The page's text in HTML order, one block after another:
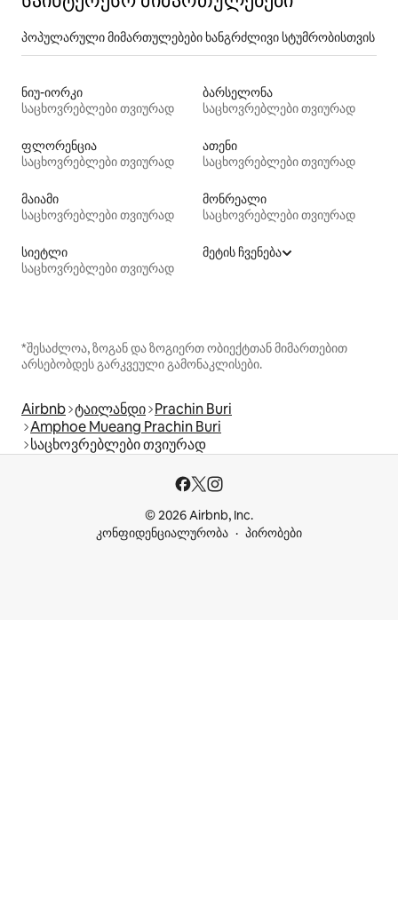
პოპულარული მიმართულებები ხანგრძლივი სტუმრობისთვის
ნიუ-იორკი
საცხოვრებლები თვიურად
ბარსელონა
საცხოვრებლები თვიურად
ფლორენცია
საცხოვრებლები თვიურად
ათენი
საცხოვრებლები თვიურად
მაიამი
საცხოვრებლები თვიურად
მონრეალი
საცხოვრებლები თვიურად
სიეტლი
საცხოვრებლები თვიურად
მეტის ჩვენება
*შესაძლოა, ზოგან და ზოგიერთ ობიექტთან მიმართებით
არსებობდეს გარკვეული გამონაკლისები.
Airbnb ტაილანდი Prachin Buri
Amphoe Mueang Prachin Buri
საცხოვრებლები თვიურად
© 2026 Airbnb, Inc.
კონფიდენციალურობა
პირობები